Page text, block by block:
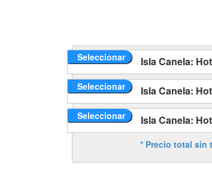
Seleccionar Isla Canela:
Seleccionar Isla Canela:
Seleccionar Isla Canela:
* Precio total sin